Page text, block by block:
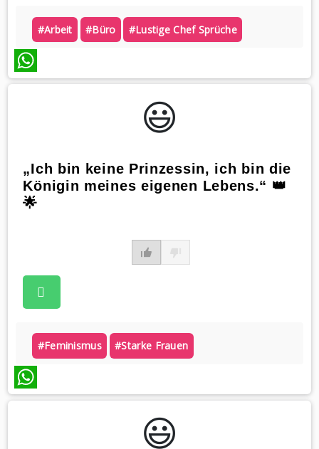
#arbeit #büro #lustige Chef Sprüche
WhatsApp
😃️
„Ich bin keine Prinzessin, ich bin die
Königin meines eigenen Lebens.“ 👑
🌟
#feminismus #starke Frauen
WhatsApp
😃️